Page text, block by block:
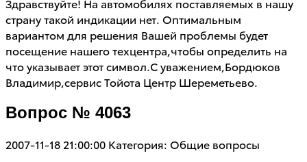
Здравствуйте! На автомобилях поставляемых в нашу
страну такой индикации нет. Оптимальным
вариантом для решения Вашей проблемы будет
посещение нашего техцентра,чтобы определить на
что указывает этот символ.С уважением,Бордюков
Владимир,сервис Тойота Центр Шереметьево.
Вопрос № 4063
2007-11-18 21:00:00 Категория: Общие вопросы